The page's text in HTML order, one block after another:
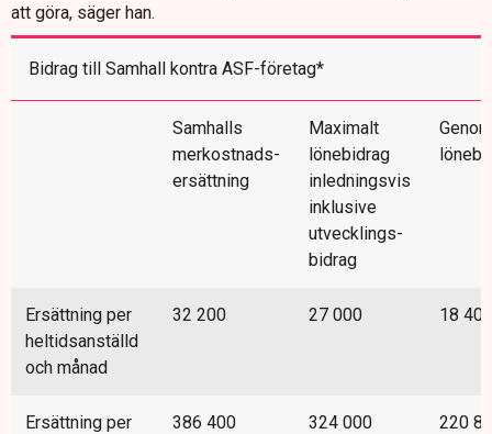
att göra, säger han.
Bidrag till Samhall kontra ASF-företag*
Samhalls
merkostnads-
ersättning
Maximalt
lönebidrag
inledningsvis
inklusive
utvecklings-
bidrag
Ersättning per
heltidsanställd
och månad
32 200 27 000 18 400
Ersättning per
386 400 324 000 220